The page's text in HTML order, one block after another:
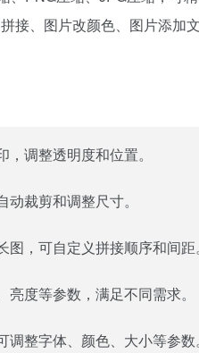
接、图片改颜色、图片添加
，调整透明度和位置。
裁剪和调整尺寸。
图，可自定义拼接顺序和间距。
度等参数，满足不同需求。
调整字体、颜色、大小等参数。